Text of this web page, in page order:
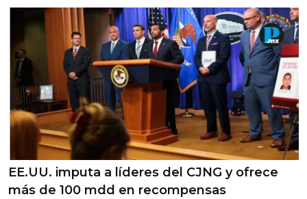
EE.UU. imputa a líderes del CJNG y ofrece
más de 100 mdd en recompensas